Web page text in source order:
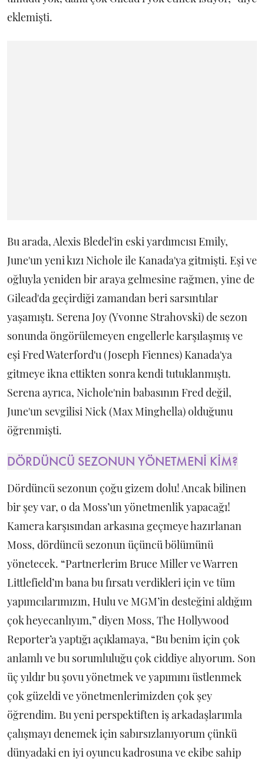
eklemişti.
Bu arada, Alexis Bledel'in eski yardımcısı Emily,
June'un yeni kızı Nichole ile Kanada'ya gitmişti. Eşi ve
oğluyla yeniden bir araya gelmesine rağmen, yine de
Gilead'da geçirdiği zamandan beri sarsıntılar
yaşamıştı. Serena Joy (Yvonne Strahovski) de sezon
sonunda öngörülemeyen engellerle karşılaşmış ve
eşi Fred Waterford'u (Joseph Fiennes) Kanada'ya
gitmeye ikna ettikten sonra kendi tutuklanmıştı.
Serena ayrıca, Nichole'nin babasının Fred değil,
June'un sevgilisi Nick (Max Minghella) olduğunu
öğrenmişti.
DÖRDÜNCÜ SEZONUN YÖNETMENİ KİM?
Dördüncü sezonun çoğu gizem dolu! Ancak bilinen
bir şey var, o da Moss’un yönetmenlik yapacağı!
Kamera karşısından arkasına geçmeye hazırlanan
Moss, dördüncü sezonun üçüncü bölümünü
yönetecek. “Partnerlerim Bruce Miller ve Warren
Littlefield’ın bana bu fırsatı verdikleri için ve tüm
yapımcılarımızın, Hulu ve MGM’in desteğini aldığım
çok heyecanlıyım,” diyen Moss, The Hollywood
Reporter’a yaptığı açıklamaya, “Bu benim için çok
anlamlı ve bu sorumluluğu çok ciddiye alıyorum. Son
üç yıldır bu şovu yönetmek ve yapımını üstlenmek
çok güzeldi ve yönetmenlerimizden çok şey
öğrendim. Bu yeni perspektiften iş arkadaşlarımla
çalışmayı denemek için sabırsızlanıyorum çünkü
dünyadaki en iyi oyuncu kadrosuna ve ekibe sahip